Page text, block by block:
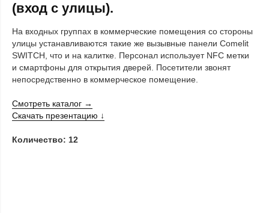
(вход с улицы).
На входных группах в коммерческие помещения со стороны
улицы устанавливаются такие же вызывные панели Сomelit
SWITCH, что и на калитке. Персонал использует NFC метки
и смартфоны для открытия дверей. Посетители звонят
непосредственно в коммерческое помещение.
Смотреть каталог →
Скачать презентацию ↓
Количество: 12